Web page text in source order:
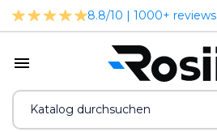
8.8/10 | 1000+ reviews